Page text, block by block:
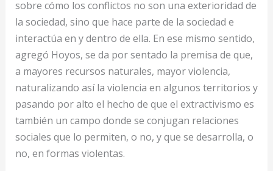
sobre cómo los conflictos no son una exterioridad de
la sociedad, sino que hace parte de la sociedad e
interactúa en y dentro de ella. En ese mismo sentido,
agregó Hoyos, se da por sentado la premisa de que,
a mayores recursos naturales, mayor violencia,
naturalizando así la violencia en algunos territorios y
pasando por alto el hecho de que el extractivismo es
también un campo donde se conjugan relaciones
sociales que lo permiten, o no, y que se desarrolla, o
no, en formas violentas.